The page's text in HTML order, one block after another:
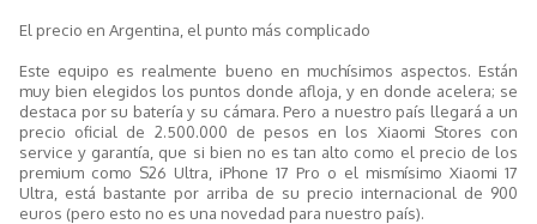
El precio en Argentina, el punto más complicado
Este equipo es realmente bueno en muchísimos aspectos. Están
muy bien elegidos los puntos donde afloja, y en donde acelera; se
destaca por su batería y su cámara. Pero a nuestro país llegará a un
precio oficial de 2.500.000 de pesos en los Xiaomi Stores con
service y garantía, que si bien no es tan alto como el precio de los
premium como S26 Ultra, iPhone 17 Pro o el mismísimo Xiaomi 17
Ultra, está bastante por arriba de su precio internacional de 900
euros (pero esto no es una novedad para nuestro país).